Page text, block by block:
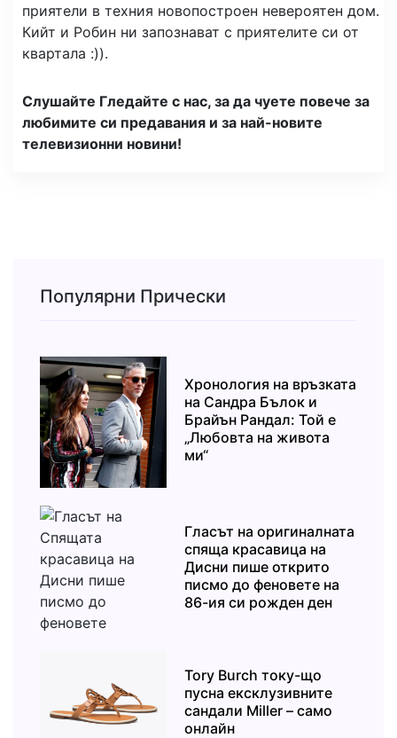
приятели в техния новопостроен невероятен дом.
Кийт и Робин ни запознават с приятелите си от
квартала :)).
Слушайте Гледайте с нас, за да чуете повече за
любимите си предавания и за най-новите
телевизионни новини!
Популярни Прически
Хронология на връзката
на Сандра Бълок и
Брайън Рандал: Той е
„Любовта на живота
ми“
Гласът на оригиналната
спяща красавица на
Дисни пише открито
писмо до феновете на
86-ия си рожден ден
Tory Burch току-що
пусна ексклузивните
сандали Miller – само
онлайн